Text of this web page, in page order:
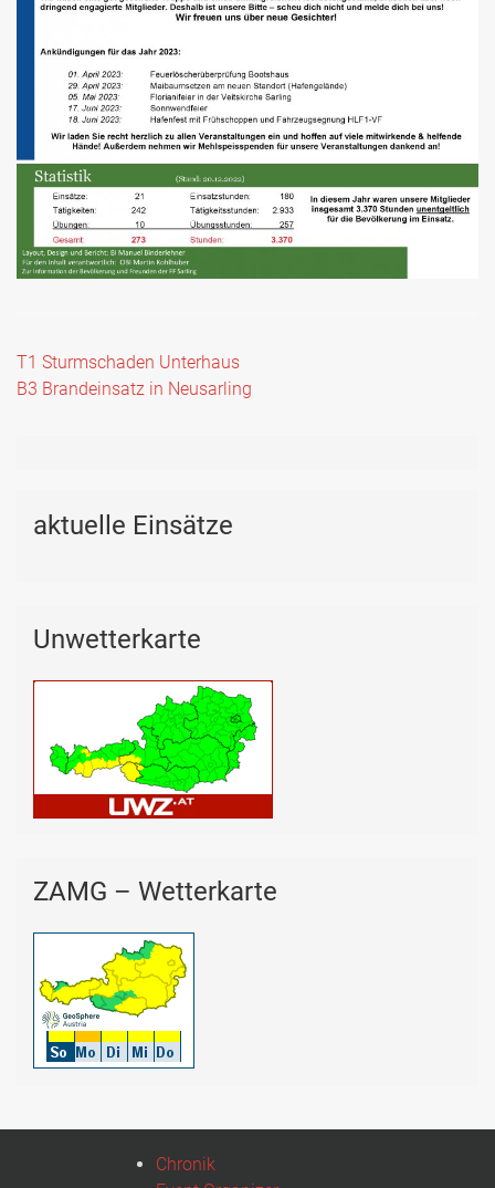
Beitragsnavigation
T1 Sturmschaden Unterhaus
B3 Brandeinsatz in Neusarling
aktuelle Einsätze
Unwetterkarte
ZAMG – Wetterkarte
Chronik